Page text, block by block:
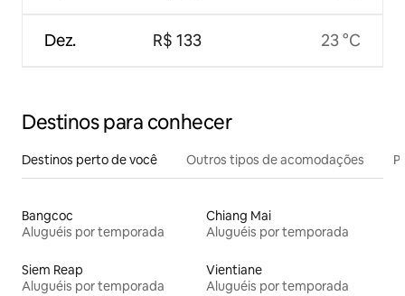
Dez. R$ 133 23 °C
Destinos para conhecer
Destinos perto de você Outros tipos de acomodações
Bangcoc
Aluguéis por temporada
Chiang Mai
Aluguéis por temporada
Siem Reap
Aluguéis por temporada
Vientiane
Aluguéis por temporada